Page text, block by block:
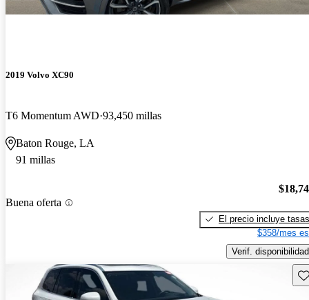
2019 Volvo XC90
T6 Momentum AWD 93,450 millas
Baton Rouge, LA
91 millas
Buena oferta
El precio incluye tasas
$358/mes
Verif. disponibilidad